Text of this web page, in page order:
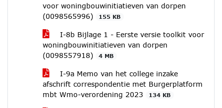
voor woningbouwinitiatieven van dorpen
(0098565996)
155 KB
I-8b Bijlage 1 - Eerste versie toolkit voor
woningbouwinitiatieven van dorpen
(0098557918)
4 MB
I-9a Memo van het college inzake
afschrift correspondentie met Burgerplatform
mbt Wmo-verordening 2023
134 KB